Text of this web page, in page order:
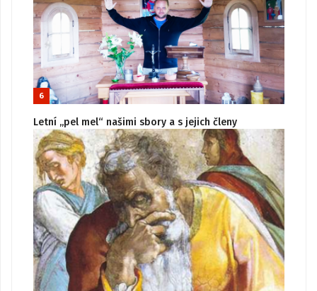
6
Letní „pel mel“ našimi sbory a s jejich členy